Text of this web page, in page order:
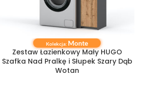
DODAJ DO KOSZYKA
Kolekcja: Monte
Zestaw Łazienkowy Mały HUGO
Szafka Nad Pralkę i Słupek Szary Dąb
Wotan